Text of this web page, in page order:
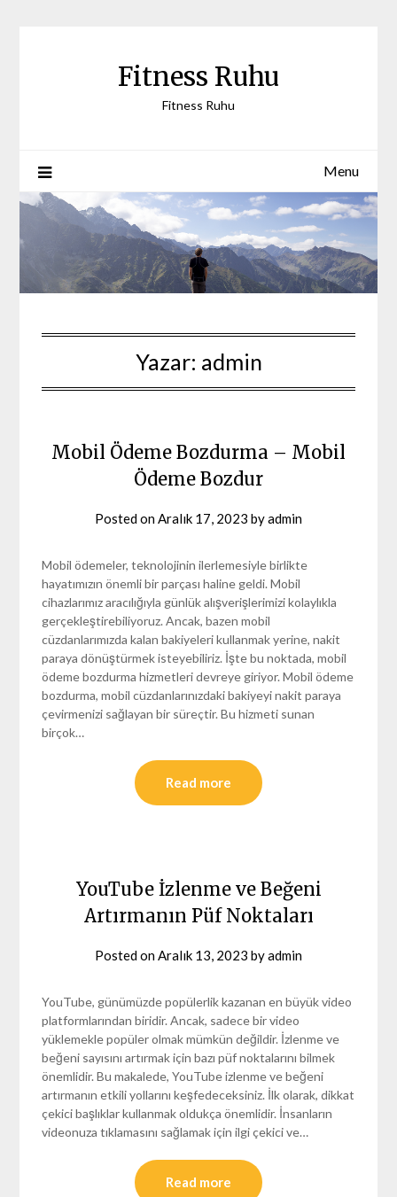
Fitness Ruhu
Fitness Ruhu
Menu
Yazar: admin
Mobil Ödeme Bozdurma – Mobil
Ödeme Bozdur
Posted on Aralık 17, 2023 byadmin
Mobil ödemeler, teknolojinin ilerlemesiyle birlikte
hayatımızın önemli bir parçası haline geldi. Mobil
cihazlarımız aracılığıyla günlük alışverişlerimizi kolaylıkla
gerçekleştirebiliyoruz. Ancak, bazen mobil
cüzdanlarımızda kalan bakiyeleri kullanmak yerine, nakit
paraya dönüştürmek isteyebiliriz. İşte bu noktada, mobil
ödeme bozdurma hizmetleri devreye giriyor. Mobil ödeme
bozdurma, mobil cüzdanlarınızdaki bakiyeyi nakit paraya
çevirmenizi sağlayan bir süreçtir. Bu hizmeti sunan
birçok…
Read more
YouTube İzlenme ve Beğeni
Artırmanın Püf Noktaları
Posted on Aralık 13, 2023 byadmin
YouTube, günümüzde popülerlik kazanan en büyük video
platformlarından biridir. Ancak, sadece bir video
yüklemekle popüler olmak mümkün değildir. İzlenme ve
beğeni sayısını artırmak için bazı püf noktalarını bilmek
önemlidir. Bu makalede, YouTube izlenme ve beğeni
artırmanın etkili yollarını keşfedeceksiniz. İlk olarak, dikkat
çekici başlıklar kullanmak oldukça önemlidir. İnsanların
videonuza tıklamasını sağlamak için ilgi çekici ve…
Read more